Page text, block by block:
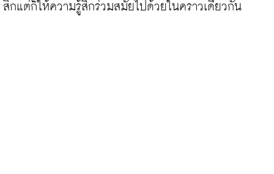
สิกแต่ก็ให้ความรู้สึกร่วมสมัยไปด้วยในคราวเดียวกัน